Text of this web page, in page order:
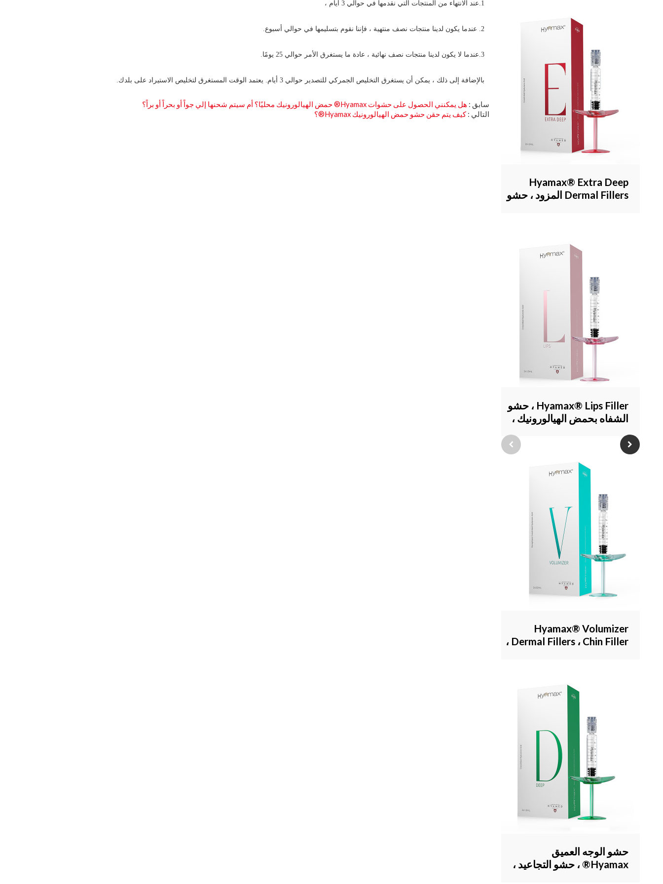
1.عند الانتهاء من المنتجات التي نقدمها في حوالي 3 أيام ،
2. عندما يكون لدينا منتجات نصف منتهية ، فإننا نقوم بتسليمها في حوالي أسبوع.
3.عندما لا يكون لدينا منتجات نصف نهائية ، عادة ما يستغرق الأمر حوالي 25 يومًا.
بالإضافة إلى ذلك ، يمكن أن يستغرق التخليص الجمركي للتصدير حوالي 3 أيام. يعتمد الوقت المستغرق لتخليص الاستيراد على بلدك.
سابق
هل يمكنني الحصول على حشوات Hyamax® حمض الهيالورونيك محليًا؟ أم سيتم شحنها إلي جواً أو بحراً أو براً؟
التالي
كيف يتم حقن حشو حمض الهيالورونيك Hyamax®؟
Hyamax® Extra Deep
Dermal Fillers المزود ، حشو
Hyamax® Lips Filler ، حشو
الشفاه بحمض الهيالورونيك ،
بالجملة ومخصص
Hyamax® Volumizer
Dermal Fillers ، Chin Filler ،
حشو الوجه العميق
Hyamax® ، حشو التجاعيد ،